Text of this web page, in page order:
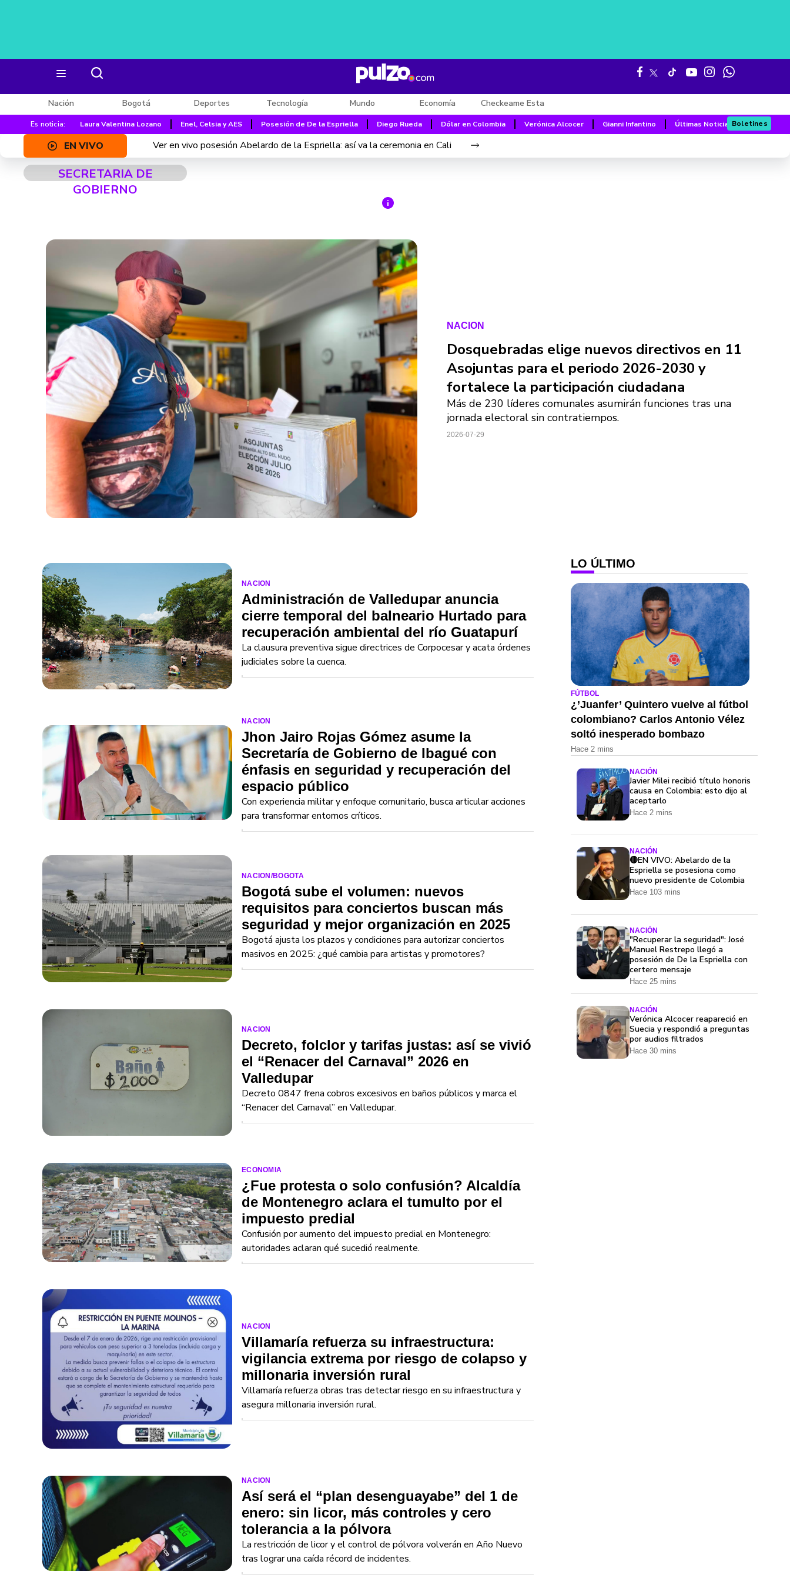
Nación Bogotá Deportes Tecnología Mundo Economía Checkeame Esta
Es noticia: Laura Valentina Lozano Enel, Celsia y AES Posesión de De la Espriella Diego Rueda Dólar en Colombia Verónica Alcocer Gianni Infantino Últimas NoticiasBoletines
EN VIVO Ver en vivo posesión Abelardo de la Espriella: así va la ceremonia en Cali
SECRETARIA DE
GOBIERNO
NACION
Dosquebradas elige nuevos directivos en 11
Asojuntas para el periodo 2026-2030 y
fortalece la participación ciudadana
Más de 230 líderes comunales asumirán funciones tras una
jornada electoral sin contratiempos.
2026-07-29
NACION
Administración de Valledupar anuncia
cierre temporal del balneario Hurtado para
recuperación ambiental del río Guatapurí
La clausura preventiva sigue directrices de Corpocesar y acata órdenes
judiciales sobre la cuenca.
NACION
Jhon Jairo Rojas Gómez asume la
Secretaría de Gobierno de Ibagué con
énfasis en seguridad y recuperación del
espacio público
Con experiencia militar y enfoque comunitario, busca articular acciones
para transformar entornos críticos.
NACION/BOGOTA
Bogotá sube el volumen: nuevos
requisitos para conciertos buscan más
seguridad y mejor organización en 2025
Bogotá ajusta los plazos y condiciones para autorizar conciertos
masivos en 2025: ¿qué cambia para artistas y promotores?
NACION
Decreto, folclor y tarifas justas: así se vivió
el “Renacer del Carnaval” 2026 en
Valledupar
Decreto 0847 frena cobros excesivos en baños públicos y marca el
“Renacer del Carnaval” en Valledupar.
ECONOMIA
¿Fue protesta o solo confusión? Alcaldía
de Montenegro aclara el tumulto por el
impuesto predial
Confusión por aumento del impuesto predial en Montenegro:
autoridades aclaran qué sucedió realmente.
NACION
Villamaría refuerza su infraestructura:
vigilancia extrema por riesgo de colapso y
millonaria inversión rural
Villamaría refuerza obras tras detectar riesgo en su infraestructura y
asegura millonaria inversión rural.
NACION
Así será el “plan desenguayabe” del 1 de
enero: sin licor, más controles y cero
tolerancia a la pólvora
La restricción de licor y el control de pólvora volverán en Año Nuevo
tras lograr una caída récord de incidentes.
LO ÚLTIMO
FÚTBOL
¿’Juanfer’ Quintero vuelve al fútbol
colombiano? Carlos Antonio Vélez
soltó inesperado bombazo
Hace 2 mins
NACIÓN
Javier Milei recibió título honoris
causa en Colombia: esto dijo al
aceptarlo
Hace 2 mins
NACIÓN
🔴EN VIVO: Abelardo de la
Espriella se posesiona como
nuevo presidente de Colombia
Hace 103 mins
NACIÓN
"Recuperar la seguridad": José
Manuel Restrepo llegó a
posesión de De la Espriella con
certero mensaje
Hace 25 mins
NACIÓN
Verónica Alcocer reapareció en
Suecia y respondió a preguntas
por audios filtrados
Hace 30 mins